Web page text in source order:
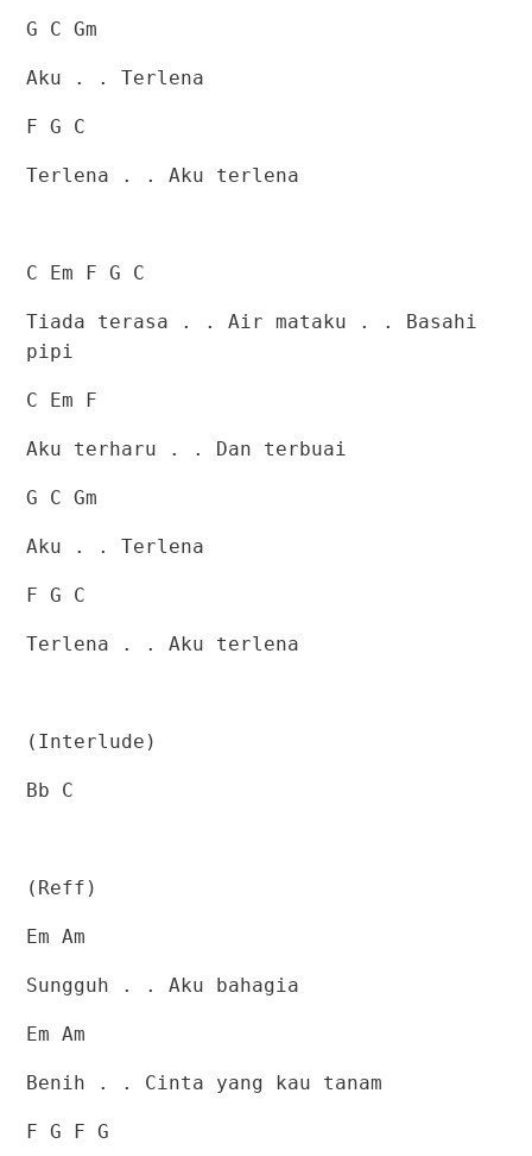
G C Gm
Aku . . Terlena
F G C
Terlena . . Aku terlena
C Em F G C
Tiada terasa . . Air mataku . . Basahi
pipi
C Em F
Aku terharu . . Dan terbuai
G C Gm
Aku . . Terlena
F G C
Terlena . . Aku terlena
(Interlude)
Bb C
(Reff)
Em Am
Sungguh . . Aku bahagia
Em Am
Benih . . Cinta yang kau tanam
F G F G